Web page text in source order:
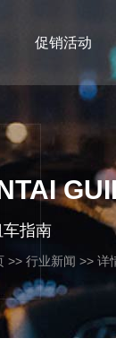
促销活动
车指南
>> 行业新闻 >> 详